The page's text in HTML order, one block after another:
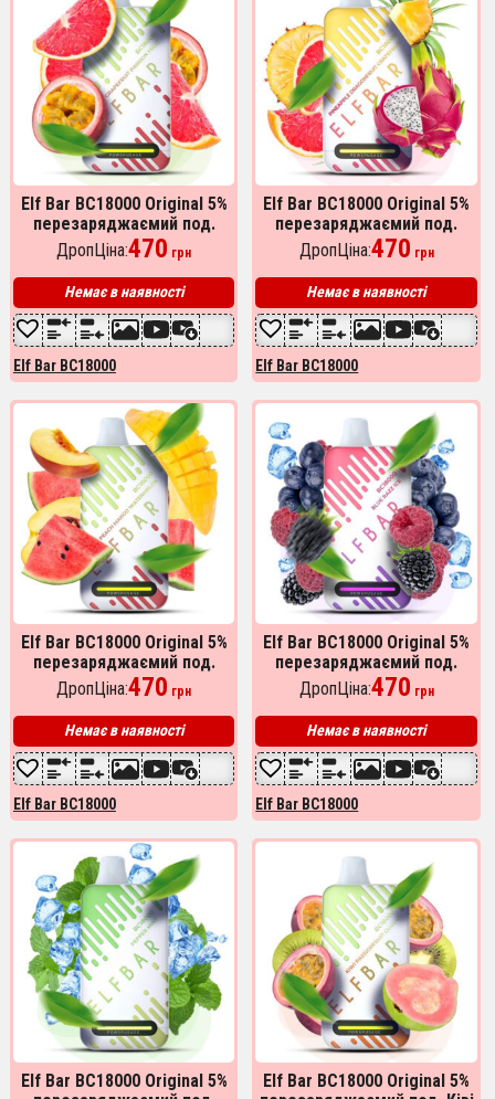
Elf Bar BC18000 Original 5%
перезаряджаємий под.
Грейпфрут Маракуя
(Grapefruit Passion Fruit)
ДропЦіна:470 грн
Немає в наявності
Elf Bar BC18000
Elf Bar BC18000 Original 5%
перезаряджаємий под.
Ананас Драконів фрукт
Грейпфрут (Pineapple
Dragonfruit Grapefruit)
ДропЦіна:470 грн
Немає в наявності
Elf Bar BC18000
Elf Bar BC18000 Original 5%
перезаряджаємий под.
Персик Манго Кавун (Peach
Mango Watermelon)
ДропЦіна:470 грн
Немає в наявності
Elf Bar BC18000
Elf Bar BC18000 Original 5%
перезаряджаємий под.
Синя Малина (Blue Razz Ice)
ДропЦіна:470 грн
Немає в наявності
Elf Bar BC18000
Elf Bar BC18000 Original 5%
Elf Bar BC18000 Original 5%